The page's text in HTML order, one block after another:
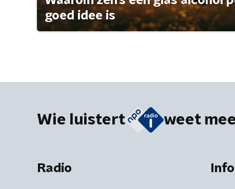
goed idee is
Wie luistert weet
Radio Info